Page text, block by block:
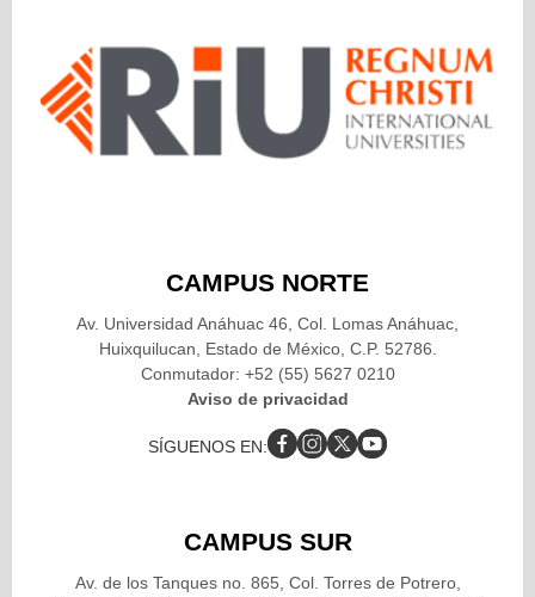
CAMPUS NORTE
Av. Universidad Anáhuac 46, Col. Lomas Anáhuac,
Huixquilucan, Estado de México, C.P. 52786.
Conmutador: +52 (55) 5627 0210
Aviso de privacidad
SÍGUENOS EN:
CAMPUS SUR
Av. de los Tanques no. 865, Col. Torres de Potrero,